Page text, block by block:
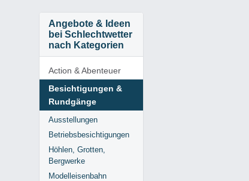
Angebote & Ideen
bei Schlechtwetter
nach Kategorien
Action & Abenteuer
Besichtigungen &
Rundgänge
Ausstellungen
Betriebsbesichtigungen
Höhlen, Grotten,
Bergwerke
Modelleisenbahn